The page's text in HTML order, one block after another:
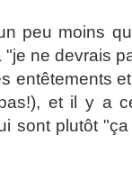
peu moins
ne devrais
entêtements
et il y a
sont plutôt